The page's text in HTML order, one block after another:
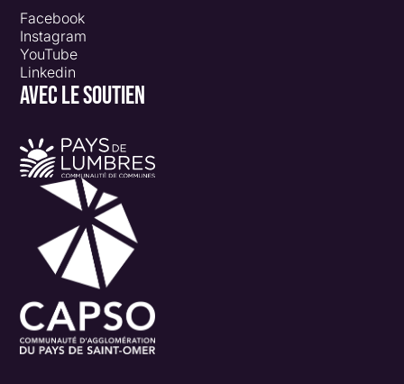
Facebook
Instagram
YouTube
Linkedin
AVEC LE SOUTIEN